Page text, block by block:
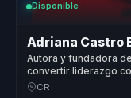
Disponible
Adriana Castro
Autora y fundadora
convertir liderazgo
cohesion y
CR